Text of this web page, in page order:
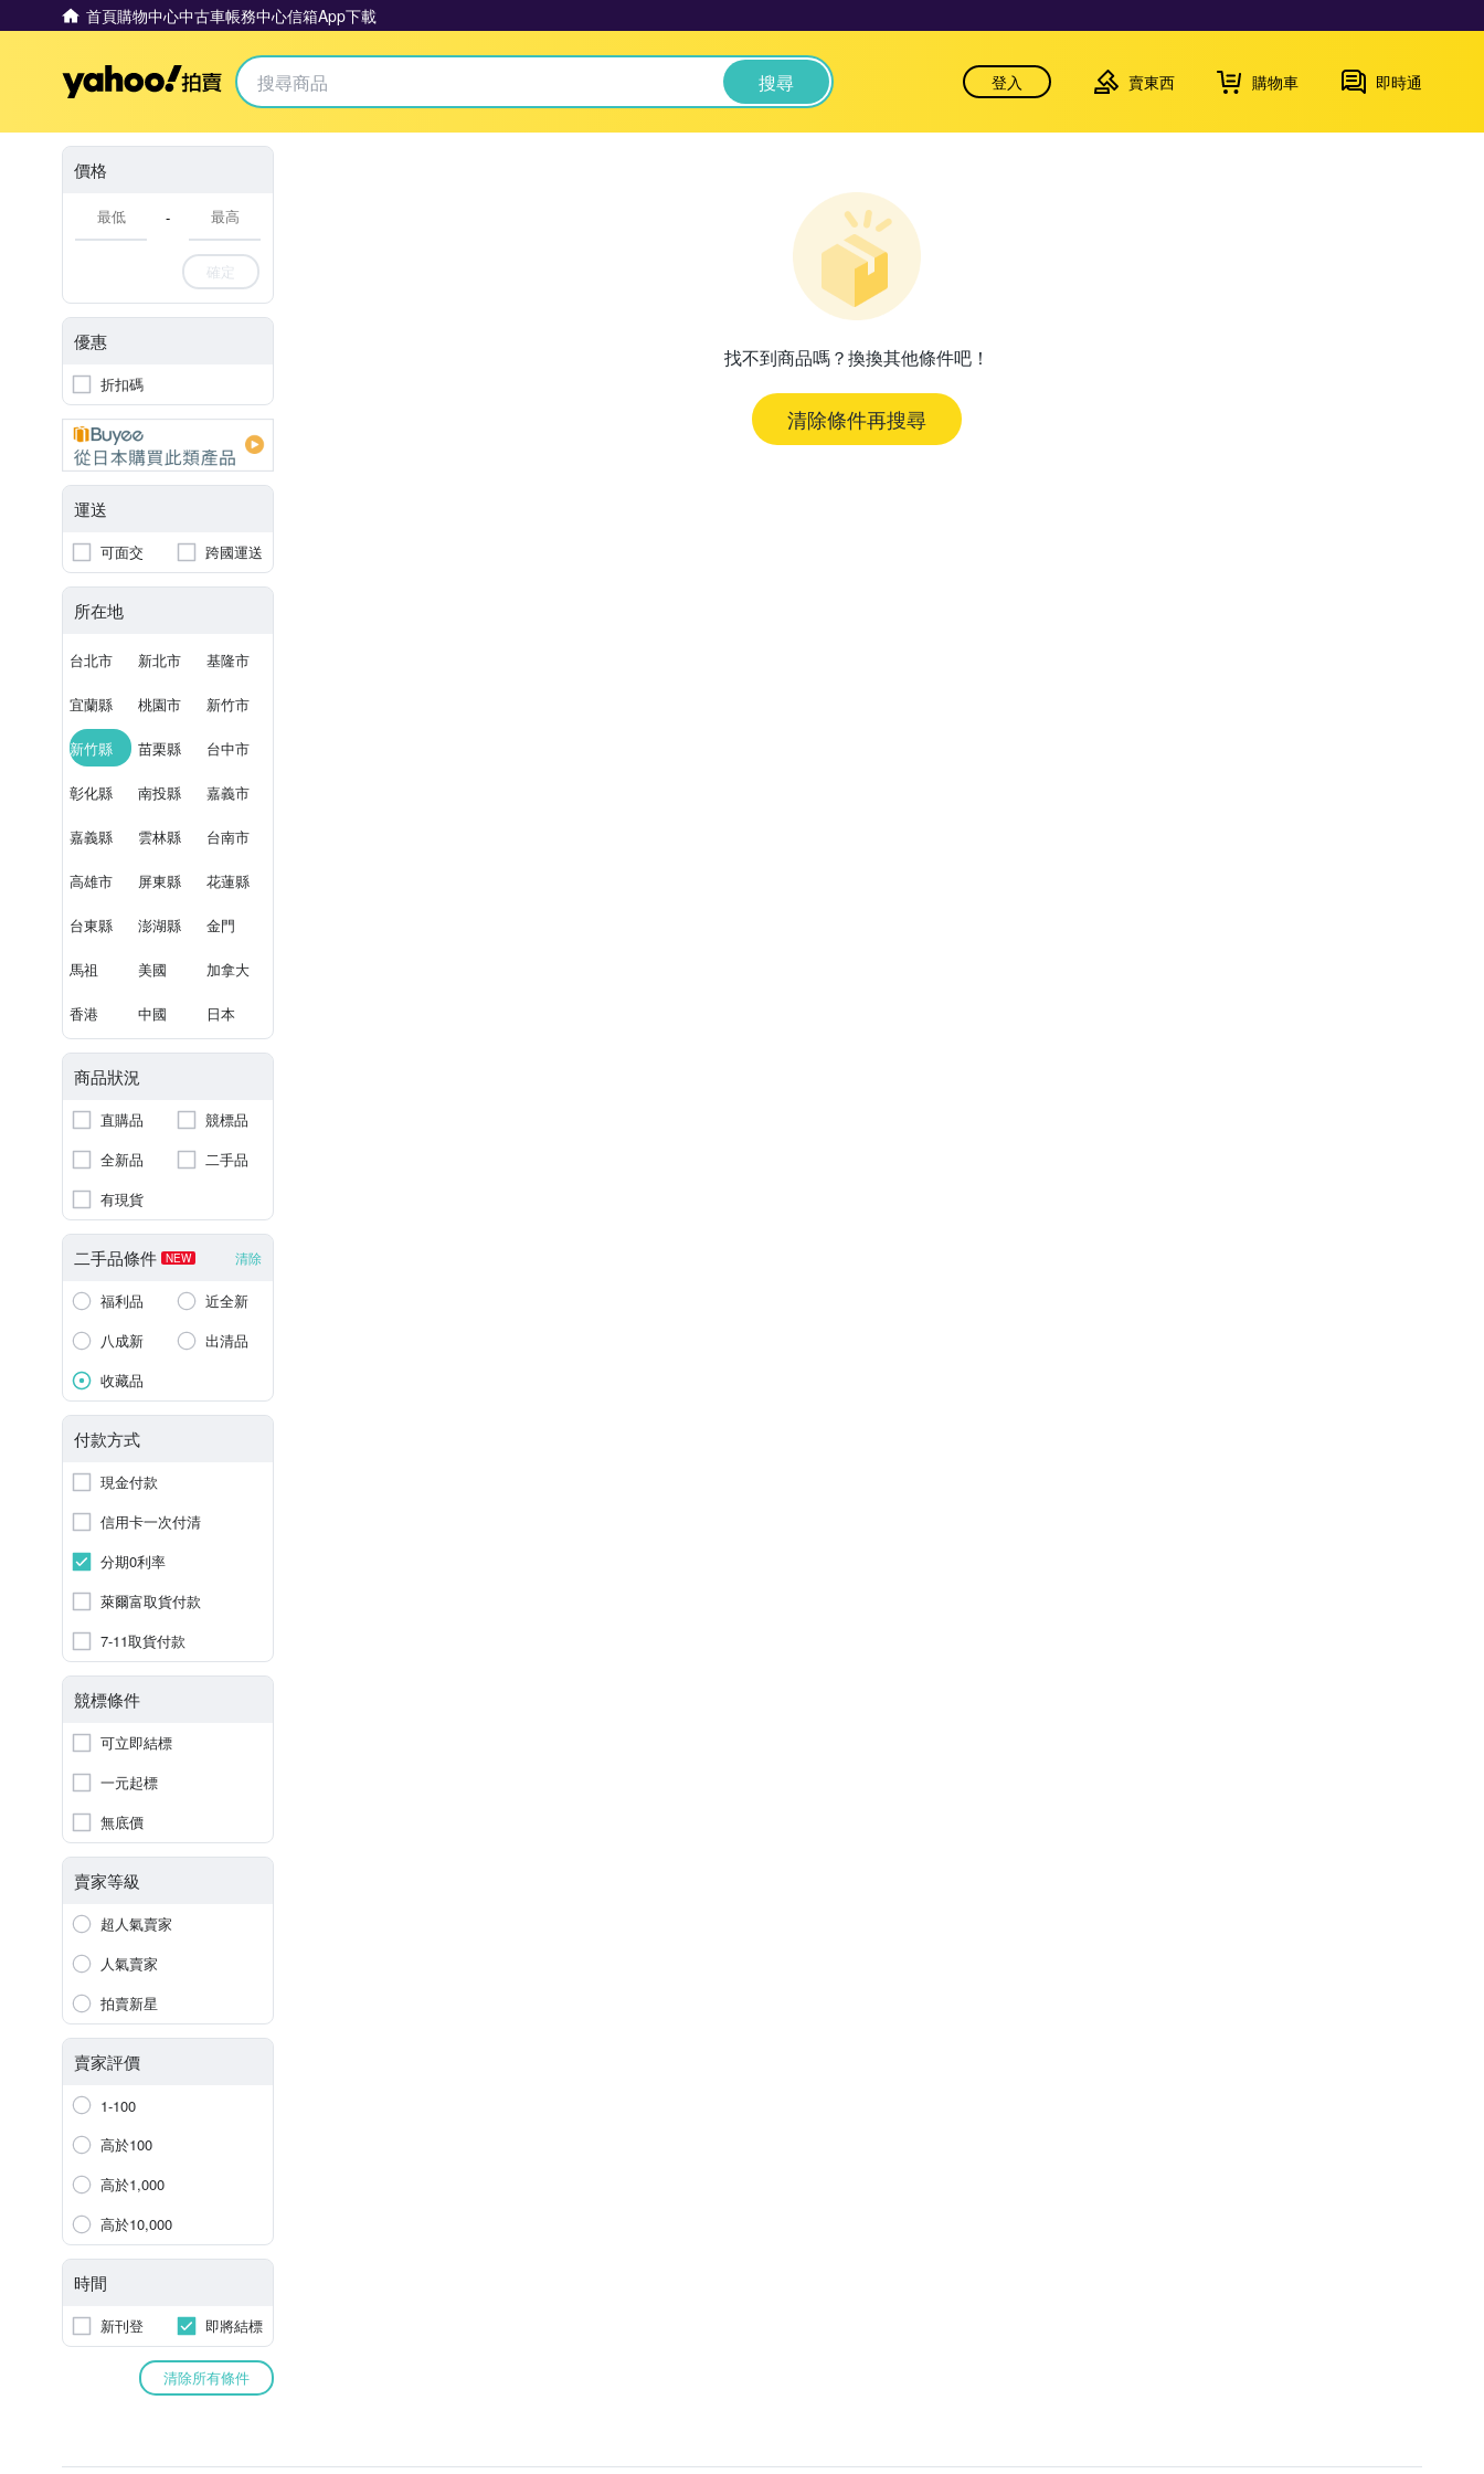
首頁購物中心中古車帳務中心信箱App下載
Yahoo拍賣 搜尋 登入 賣東西 購物車 即時通
價格
-
確定
優惠
折扣碼
運送
可面交 跨國運送
所在地
台北市 新北市 基隆市
宜蘭縣 桃園市 新竹市
新竹縣 苗栗縣 台中市
彰化縣 南投縣 嘉義市
嘉義縣 雲林縣 台南市
高雄市 屏東縣 花蓮縣
台東縣 澎湖縣 金門
馬祖 美國 加拿大
香港 中國 日本
商品狀況
直購品
競標品
全新品
二手品
有現貨
二手品條件 NEW 清除
福利品
近全新
八成新
出清品
收藏品
付款方式
現金付款
信用卡一次付清
分期0利率
萊爾富取貨付款
7-11取貨付款
競標條件
可立即結標
一元起標
無底價
賣家等級
超人氣賣家
人氣賣家
拍賣新星
賣家評價
1-100
高於100
高於1,000
高於10,000
時間
新刊登 即將結標
清除所有條件
找不到商品嗎？換換其他條件吧！
清除條件再搜尋